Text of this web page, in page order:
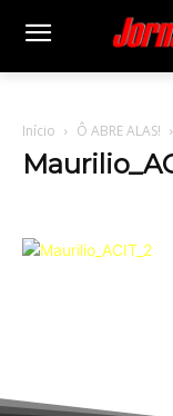
Início Ô ABRE ALAS!